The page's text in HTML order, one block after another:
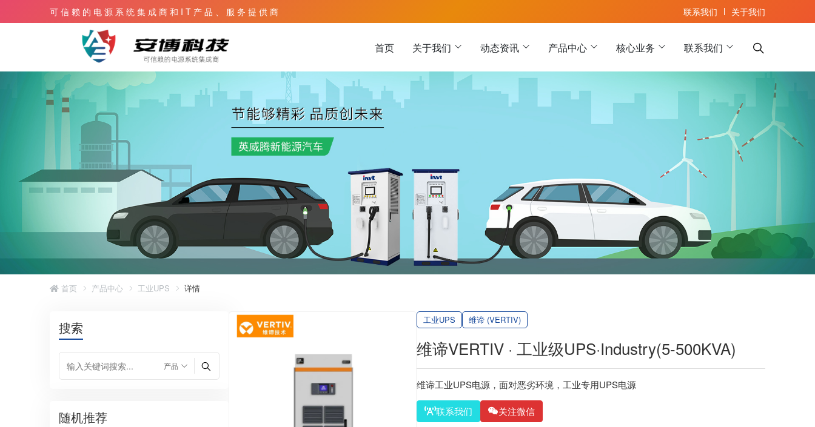
可 信 赖 的 电 源 系 统 集 成 商 和 I T 产 品 、 服 务 提 供 商 联系我们 关于我们
首页 关于我们 动态资讯 产品中心 核心业务 联系我们
首页 产品中心 工业UPS 详情
搜索
随机推荐
工业UPS 维谛 (VERTIV)
维谛VERTIV · 工业级UPS·Industry(5-500KVA)
维谛工业UPS电源，面对恶劣环境，工业专用UPS电源
联系我们 关注微信